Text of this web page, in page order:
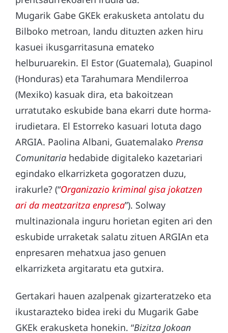
Mugarik Gabe GKEk erakusketa antolatu du
Bilboko metroan, landu dituzten azken hiru
kasuei ikusgarritasuna emateko
helburuarekin. El Estor (Guatemala), Guapinol
(Honduras) eta Tarahumara Mendilerroa
(Mexiko) kasuak dira, eta bakoitzean
urratutako eskubide bana ekarri dute horma-
irudietara. El Estorreko kasuari lotuta dago
ARGIA. Paolina Albani, Guatemalako Prensa
Comunitaria hedabide digitaleko kazetariari
egindako elkarrizketa gogoratzen duzu,
irakurle? (“Organizazio kriminal gisa jokatzen
ari da meatzaritza enpresa”). Solway
multinazionala inguru horietan egiten ari den
eskubide urraketak salatu zituen ARGIAn eta
enpresaren mehatxua jaso genuen
elkarrizketa argitaratu eta gutxira.
Gertakari hauen azalpenak gizarteratzeko eta
ikustarazteko bidea ireki du Mugarik Gabe
GKEk erakusketa honekin. “Bizitza Jokoan